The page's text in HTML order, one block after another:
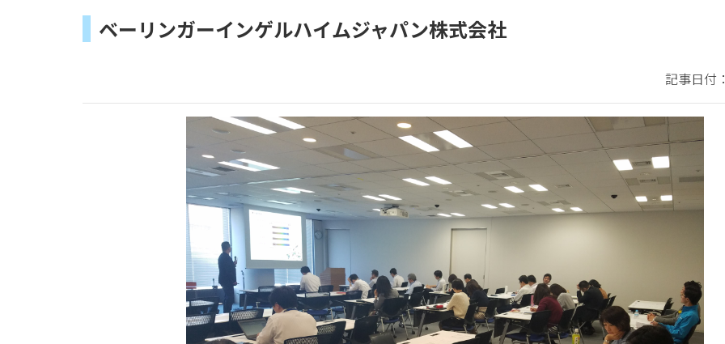
ベーリンガーインゲルハイムジャパン株式会社
記事日付